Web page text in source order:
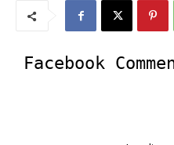
Facebook